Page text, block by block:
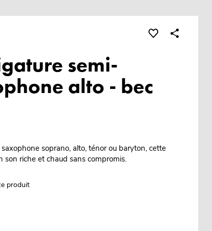
semi-
alto - bec
soprano, alto, ténor ou baryton, cette
riche et chaud sans compromis.
produit